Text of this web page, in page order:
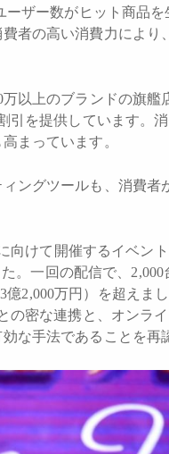
ザー数がヒット商品
者の高い消費力により
以上のブランドの旗艦
引を提供しています。
まっています。
ングツールも、消費者
向けて開催するイベン
。一回の配信で、2,000
2,000万円）を超えま
の密な連携と、オンラ
な手法であることを再